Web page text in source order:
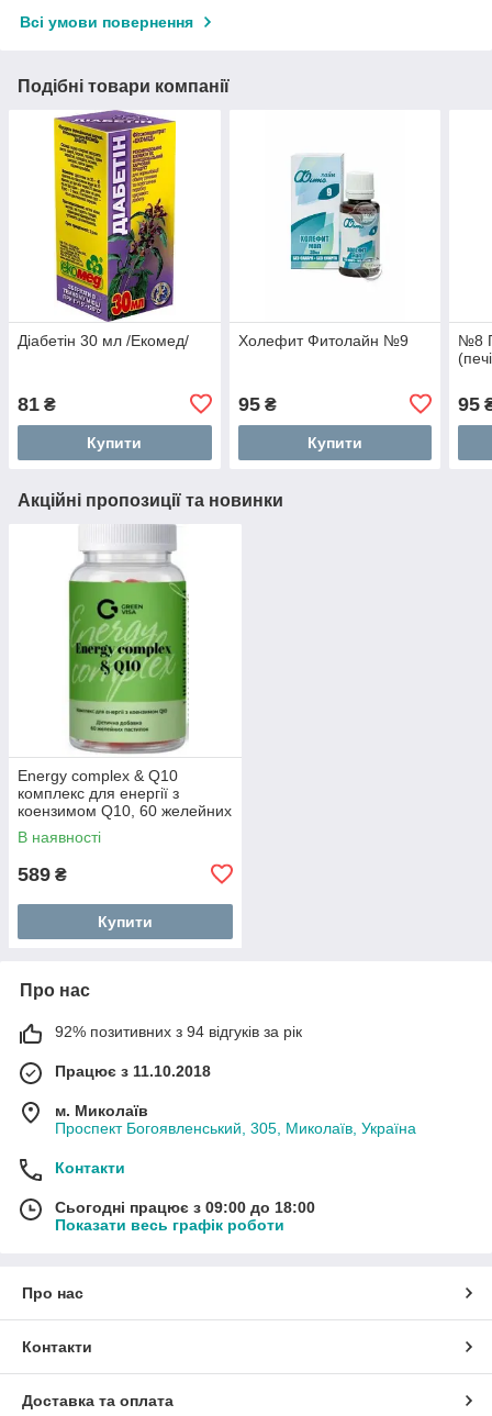
Всі умови повернення
Подібні товари компанії
Діабетін 30 мл /Екомед/
81 ₴
Купити
Холефит Фитолайн №9
95₴
Купити
№8
95
Акційні пропозиції та новинки
Energy complex & Q10
комплекс для енергії з
коензимом Q10, 60 желейних
пастилок
В наявності
589 ₴
Купити
Про нас
92% позитивних з 94 відгуків за рік
Працює з 11.10.2018
м. Миколаїв
Проспект Богоявленський, 305, Миколаїв, Україна
Контакти
Сьогодні працює з 09:00 до 18:00
Показати весь графік роботи
Про нас
Контакти
Доставка та оплата